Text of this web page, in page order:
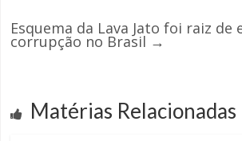
Esquema da Lava Jato foi raiz de
corrupção no Brasil →
Matérias Relacionadas